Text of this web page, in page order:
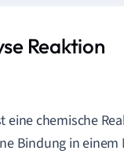
Reaktion
eine chemische
Bindung in